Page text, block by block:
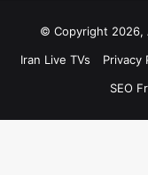
© Copyright 2026,
Iran Live TVs
Privacy
SEO